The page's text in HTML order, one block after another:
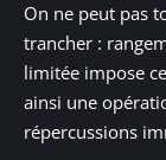
On ne peut pas
trancher :
limitée impose
ainsi une
répercussions